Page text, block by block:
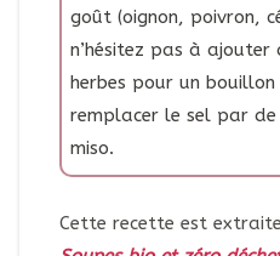
goût (oignon, poivron,
n’hésitez pas à ajouter
herbes pour un
remplacer le sel par
miso.
Cette recette est